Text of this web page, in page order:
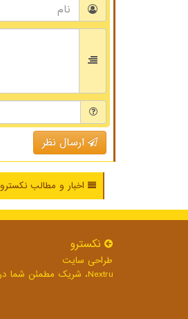
ارسال نظر
اخبار و مطالب نکسترو
نكسترو
طراحی سایت
Nextru، شریک مطمئن شما در طراحی سایت و توسعه نرم افزارهای تحت وب برای رشد بی وقفه کسب و کار